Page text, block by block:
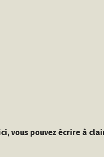
vous pouvez écrire à